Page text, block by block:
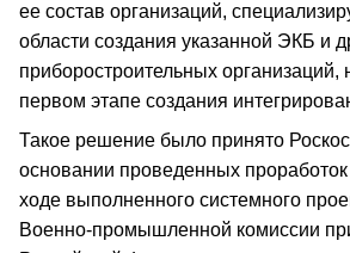
ее состав организаций,
области создания указанной ЭКБ и
приборостроительных
первом этапе создания
Такое решение было принято
основании проведенных
ходе выполненного системного
Военно-промышленной комиссии